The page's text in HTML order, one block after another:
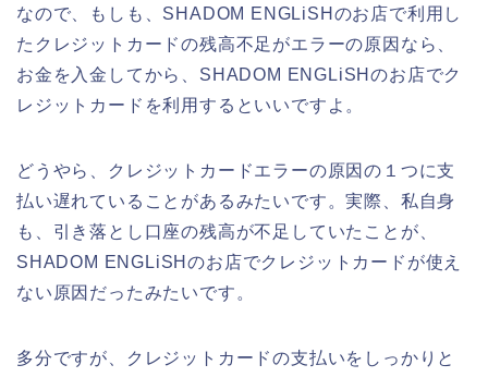
なので、もしも、SHADOM ENGLiSHのお店で利用し
たクレジットカードの残高不足がエラーの原因なら、
お金を入金してから、SHADOM ENGLiSHのお店でク
レジットカードを利用するといいですよ。
どうやら、クレジットカードエラーの原因の１つに支
払い遅れていることがあるみたいです。実際、私自身
も、引き落とし口座の残高が不足していたことが、
SHADOM ENGLiSHのお店でクレジットカードが使え
ない原因だったみたいです。
多分ですが、クレジットカードの支払いをしっかりと